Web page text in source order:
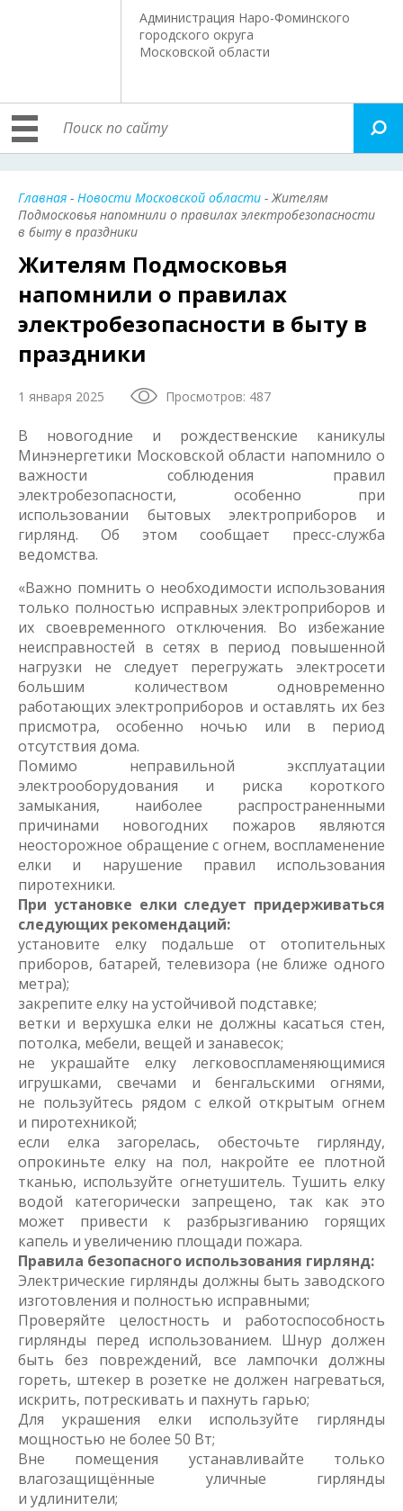
Администрация Наро-Фоминского
городского округа
Московской области
Главная - Новости Московской области - Жителям
Подмосковья напомнили о правилах электробезопасности
в быту в праздники
Жителям Подмосковья
напомнили о правилах
электробезопасности в быту в
праздники
1 января 2025 Просмотров: 487
В новогодние и рождественские каникулы
Минэнергетики Московской области напомнило о
важности соблюдения правил
электробезопасности, особенно при
использовании бытовых электроприборов и
гирлянд. Об этом сообщает пресс-служба
ведомства.
«Важно помнить о необходимости использования
только полностью исправных электроприборов и
их своевременного отключения. Во избежание
неисправностей в сетях в период повышенной
нагрузки не следует перегружать электросети
большим количеством одновременно
работающих электроприборов и оставлять их без
присмотра, особенно ночью или в период
отсутствия дома.
Помимо неправильной эксплуатации
электрооборудования и риска короткого
замыкания, наиболее распространенными
причинами новогодних пожаров являются
неосторожное обращение с огнем, воспламенение
елки и нарушение правил использования
пиротехники.
При установке елки следует придерживаться
следующих рекомендаций:
установите елку подальше от отопительных
приборов, батарей, телевизора (не ближе одного
метра);
закрепите елку на устойчивой подставке;
ветки и верхушка елки не должны касаться стен,
потолка, мебели, вещей и занавесок;
не украшайте елку легковоспламеняющимися
игрушками, свечами и бенгальскими огнями,
не пользуйтесь рядом с елкой открытым огнем
и пиротехникой;
если елка загорелась, обесточьте гирлянду,
опрокиньте елку на пол, накройте ее плотной
тканью, используйте огнетушитель. Тушить елку
водой категорически запрещено, так как это
может привести к разбрызгиванию горящих
капель и увеличению площади пожара.
Правила безопасного использования гирлянд:
Электрические гирлянды должны быть заводского
изготовления и полностью исправными;
Проверяйте целостность и работоспособность
гирлянды перед использованием. Шнур должен
быть без повреждений, все лампочки должны
гореть, штекер в розетке не должен нагреваться,
искрить, потрескивать и пахнуть гарью;
Для украшения елки используйте гирлянды
мощностью не более 50 Вт;
Вне помещения устанавливайте только
влагозащищённые уличные гирлянды
и удлинители;